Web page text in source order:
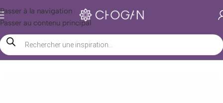
Passer à la navigation
Passer au contenu principal
Accueil/ Boutique Chogan/ Beauté/ Maquillage/ Visage